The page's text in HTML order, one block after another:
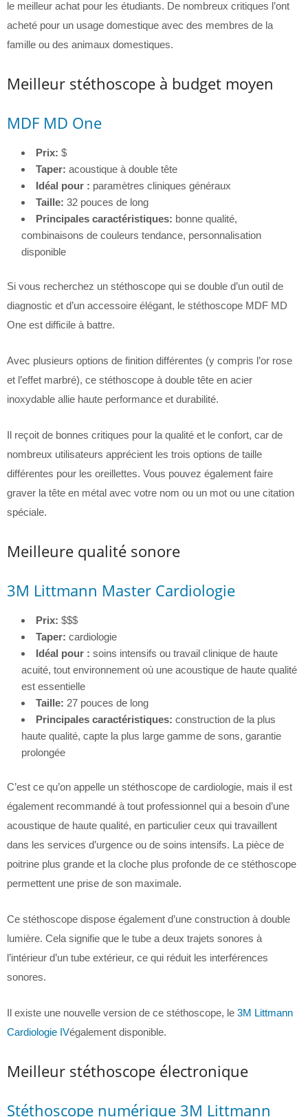
le meilleur achat pour les étudiants. De nombreux critiques l’ont
acheté pour un usage domestique avec des membres de la
famille ou des animaux domestiques.
Meilleur stéthoscope à budget moyen
MDF MD One
Prix: $
Taper: acoustique à double tête
Idéal pour : paramètres cliniques généraux
Taille: 32 pouces de long
Principales caractéristiques: bonne qualité,
combinaisons de couleurs tendance, personnalisation
disponible
Si vous recherchez un stéthoscope qui se double d’un outil de
diagnostic et d’un accessoire élégant, le stéthoscope MDF MD
One est difficile à battre.
Avec plusieurs options de finition différentes (y compris l’or rose
et l’effet marbré), ce stéthoscope à double tête en acier
inoxydable allie haute performance et durabilité.
Il reçoit de bonnes critiques pour la qualité et le confort, car de
nombreux utilisateurs apprécient les trois options de taille
différentes pour les oreillettes. Vous pouvez également faire
graver la tête en métal avec votre nom ou un mot ou une citation
spéciale.
Meilleure qualité sonore
3M Littmann Master Cardiologie
Prix: $$$
Taper: cardiologie
Idéal pour : soins intensifs ou travail clinique de haute
acuité, tout environnement où une acoustique de haute qualité
est essentielle
Taille: 27 pouces de long
Principales caractéristiques: construction de la plus
haute qualité, capte la plus large gamme de sons, garantie
prolongée
C’est ce qu’on appelle un stéthoscope de cardiologie, mais il est
également recommandé à tout professionnel qui a besoin d’une
acoustique de haute qualité, en particulier ceux qui travaillent
dans les services d’urgence ou de soins intensifs. La pièce de
poitrine plus grande et la cloche plus profonde de ce stéthoscope
permettent une prise de son maximale.
Ce stéthoscope dispose également d’une construction à double
lumière. Cela signifie que le tube a deux trajets sonores à
l’intérieur d’un tube extérieur, ce qui réduit les interférences
sonores.
Il existe une nouvelle version de ce stéthoscope, le 3M Littmann
Cardiologie IVégalement disponible.
Meilleur stéthoscope électronique
Stéthoscope numérique 3M Littmann